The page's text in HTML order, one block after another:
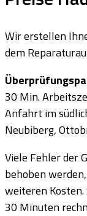
Wir erstellen
dem
30 Min.
Anfahrt im
Neubiberg,
Viele Fehler der
behoben
weiteren
30 Minuten